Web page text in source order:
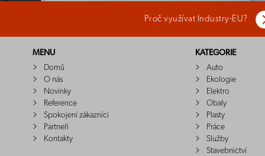
Proč využívat Industry-EU?
MENU
Domů
O nás
Novinky
Reference
Spokojení zákazníci
Partneři
Kontakty
KATEGORIE
Auto
Ekologie
Elektro
Obaly
Plasty
Práce
Služby
Stavebnictví